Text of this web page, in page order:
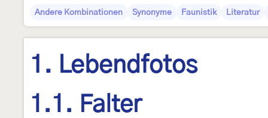
Andere Kombinationen Synonyme Faunistik Literatur
1. Lebendfotos
1.1. Falter